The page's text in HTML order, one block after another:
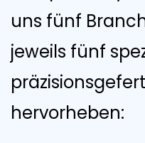
uns fünf
jeweils fünf
hervorheben: